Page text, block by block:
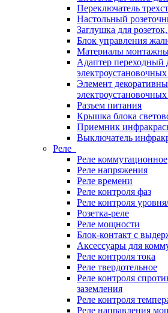
Переключатель
Настольный
Заглушка для
Блок управления
Материалы
Адаптер переходный
Элемент
Разъем питания
Крышка блока
Приемник
Выключатель
Реле
Реле коммутационное
Реле напряжения
Реле времени
Реле контроля фаз
Реле контроля
Розетка-реле
Реле мощности
Блок-контакт с
Аксессуары для
Реле контроля тока
Реле твердотельное
Реле контроля
заземления
Реле контроля
Реле направления